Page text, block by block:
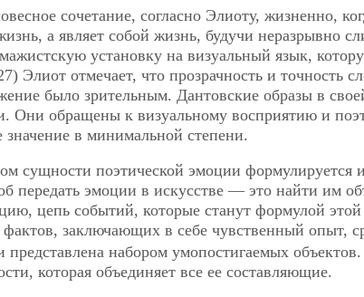
сочетание, согласно Элиоту, жизненно,
а являет собой жизнь, будучи неразрывно
установку на визуальный язык,
Элиот отмечает, что прозрачность и точность
было зрительным. Дантовские образы в
Они обращены к визуальному восприятию и
значение в минимальной степени.
сущности поэтической эмоции формулируется
передать эмоции в искусстве — это найти им
цепь событий, которые станут формулой
заключающих в себе чувственный опыт,
набором умопостигаемых
которая объединяет все ее составляющие.